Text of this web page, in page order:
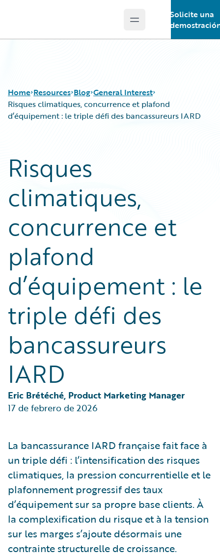
Open main menu
Solicite una
Home Resources
Podcasts
Blog
Help and Support
Insurance Technology FAQ
Blog
Careers
Customer Viewpoint
Developers
General Interest
Partner Perspective
Technology
Trends
General Interest
Risques climatiques, concurrence et plafond
d’équipement : le triple défi des bancassureurs IARD
Risques
climatiques,
concurrence et
plafond
d’équipement : le
triple défi des
bancassureurs
IARD
Eric Brétéché, Product Marketing Manager
17 de febrero de 2026
La bancassurance IARD française fait face à
un triple défi : l’intensification des risques
climatiques, la pression concurrentielle et le
plafonnement progressif des taux
d’équipement sur sa propre base clients. À
la complexification du risque et à la tension
sur les marges s’ajoute désormais une
contrainte structurelle de croissance.